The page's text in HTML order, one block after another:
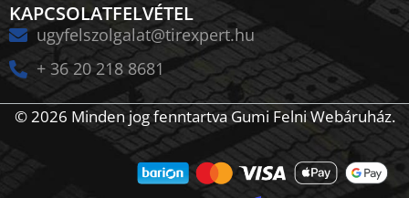
KAPCSOLATFELVÉTEL
ugyfelszolgalat@tirexpert.hu
+ 36 20 218 8681
© 2026 Minden jog fenntartva Gumi Felni Webáruház.